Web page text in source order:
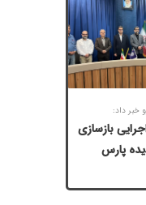
خبر داد:
بازسازی
پارس